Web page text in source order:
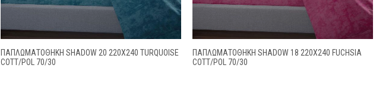
ΠΑΠΛΩΜΑΤΟΘΗΚΗ SHADOW 20 220X240 TURQUOISE
COTT/POL 70/30
ΠΑΠΛΩΜΑΤΟΘΗΚΗ SHADOW 18 220X240 FUCHSIA
COTT/POL 70/30